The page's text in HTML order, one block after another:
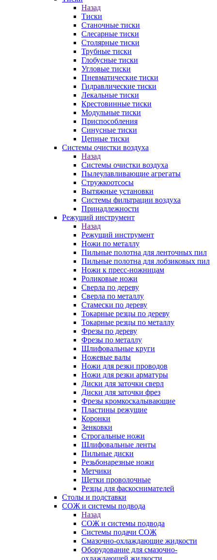
Назад
Тиски
Станочные тиски
Слесарные тиски
Столярные тиски
Трубные тиски
Глобусные тиски
Угловые тиски
Пневматические тиски
Гидравлические тиски
Лекальные тиски
Крестовинные тиски
Модульные тиски
Приспособления
Синусные тиски
Цепные тиски
Системы очистки воздуха
Назад
Системы очистки воздуха
Пылеулавливающие агрегаты
Стружкоотсосы
Вытяжные установки
Системы фильтрации воздуха
Принадлежности
Режущий инструмент
Назад
Режущий инструмент
Ножи по металлу
Пильные полотна для ленточных пил
Пильные полотна для лобзиковых пил
Ножи к пресс-ножницам
Роликовые ножи
Сверла по дереву
Сверла по металлу
Стамески по дереву
Токарные резцы по дереву
Токарные резцы по металлу
Фрезы по дереву
Фрезы по металлу
Шлифовальные круги
Ножевые валы
Ножи для резки проводов
Ножи для резки арматуры
Диски для заточки сверл
Диски для заточки фрез
Фрезы кромкоскалывающие
Пластины режущие
Коронки
Зенковки
Строгальные ножи
Шлифовальные ленты
Пильные диски
Резьбонарезные ножи
Метчики
Щетки проволочные
Резцы для фаскоснимателей
Столы и подставки
СОЖ и системы подвода
Назад
СОЖ и системы подвода
Системы подачи СОЖ
Смазочно-охлаждающие жидкости
Оборудование для смазочно-
охлаждающей жидкости